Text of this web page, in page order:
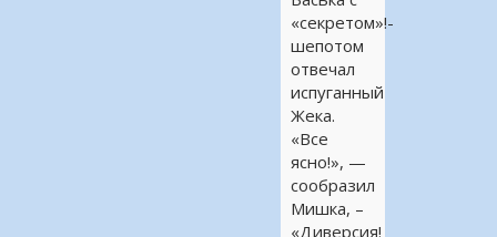
«секретом»!-
шепотом
отвечал
испуганный
Жека.
«Все
ясно!», —
сообразил
Мишка, –
«Диверсия!